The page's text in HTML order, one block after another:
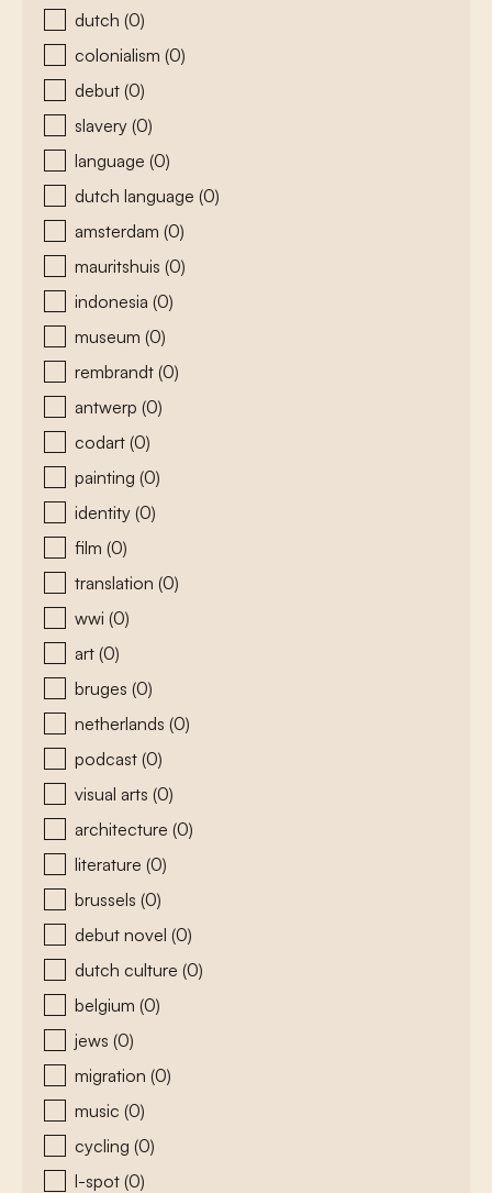
dutch (0)
colonialism (0)
debut (0)
slavery (0)
language (0)
dutch language (0)
amsterdam (0)
mauritshuis (0)
indonesia (0)
museum (0)
rembrandt (0)
antwerp (0)
codart (0)
painting (0)
identity (0)
film (0)
translation (0)
wwi (0)
art (0)
bruges (0)
netherlands (0)
podcast (0)
visual arts (0)
architecture (0)
literature (0)
brussels (0)
debut novel (0)
dutch culture (0)
belgium (0)
jews (0)
migration (0)
music (0)
cycling (0)
l-spot (0)